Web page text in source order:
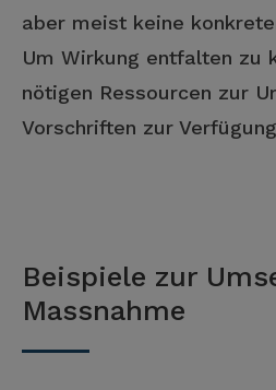
aber meist keine
Um Wirkung entfalten zu
nötigen Ressourcen zur
Vorschriften zur
Beispiele zur
Massnahme